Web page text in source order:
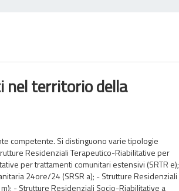
nel territorio della
competente. Si distinguono varie tipologie
Residenziali Terapeutico-Riabilitative per
per trattamenti comunitari estensivi (SRTR e);
24ore/24 (SRSR a); - Strutture Residenziali
- Strutture Residenziali Socio-Riabilitative a